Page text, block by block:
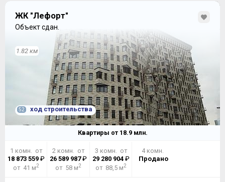
ЖК "Лефорт"
Объект сдан.
1.82 км
52 ход строительства
Квартиры от 18.9млн.
1 комн. от
18 873 559₽
от 41 м2
2 комн. от
26 589 987₽
от 58 м2
3 комн. от
29 280 904₽
от 88,5 м2
4 комн.
Продано